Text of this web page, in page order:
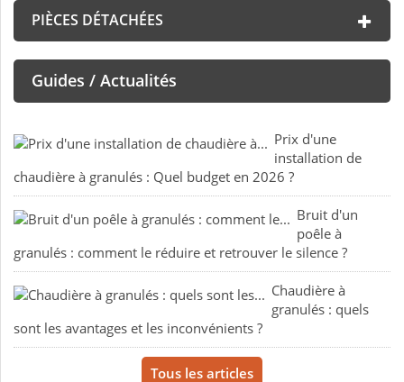
PIÈCES DÉTACHÉES
Guides / Actualités
Prix d'une
installation de
chaudière à granulés : Quel budget en 2026 ?
Bruit d'un
poêle à
granulés : comment le réduire et retrouver le silence ?
Chaudière à
granulés : quels
sont les avantages et les inconvénients ?
Tous les articles